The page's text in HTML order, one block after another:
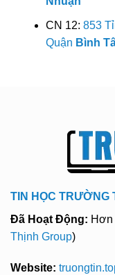
CN 12: 853
Quận Bình
TIN HỌC TRƯỜNG
Đã Hoạt Động: Hơn
Thịnh Group)
Website: